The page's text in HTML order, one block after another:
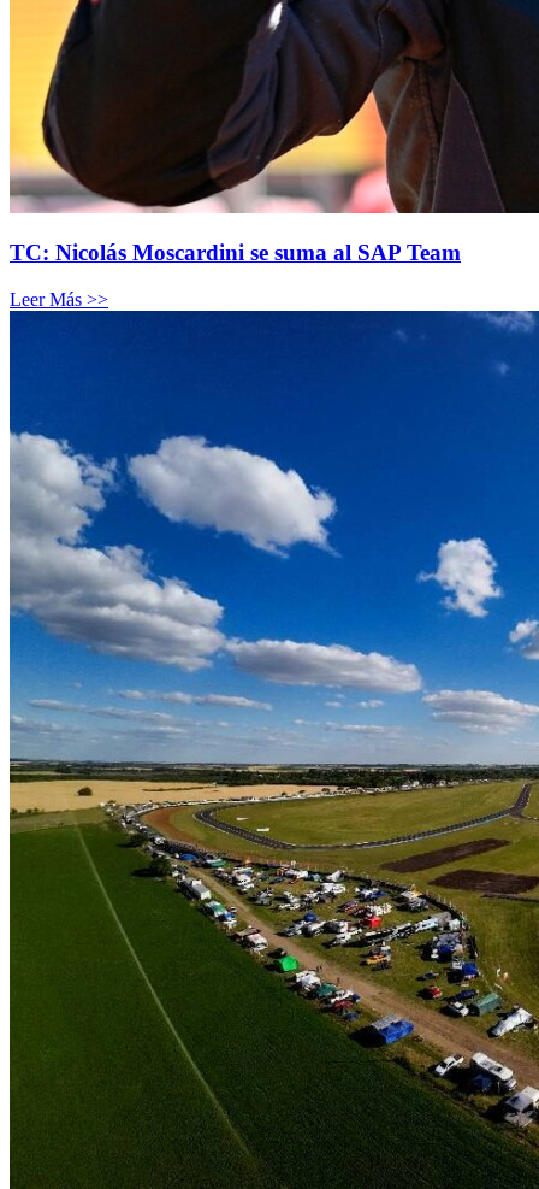
TC: Nicolás Moscardini se suma al SAP Team
Leer Más >>